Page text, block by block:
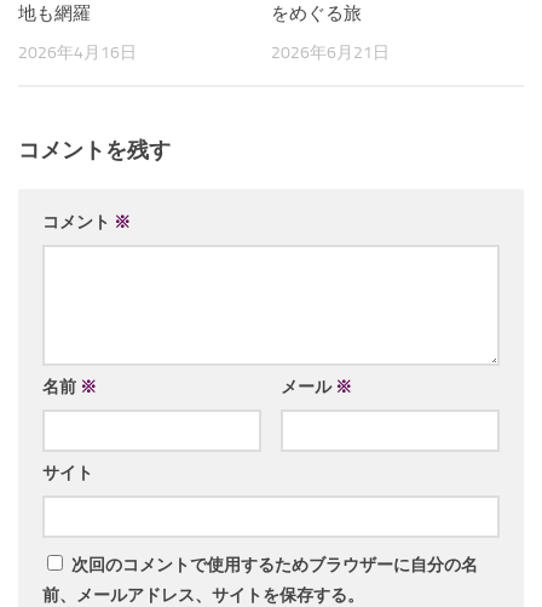
地も網羅
2026年4月16日
をめぐる旅
2026年6月21日
コメントを残す
コメント ※
名前 ※ メール ※
サイト
次回のコメントで使用するためブラウザーに自分の名
前、メールアドレス、サイトを保存する。